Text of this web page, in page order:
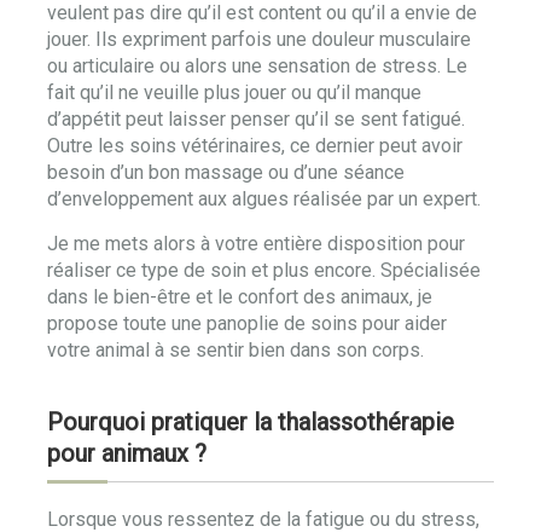
veulent pas dire qu’il est content ou qu’il a envie de
jouer. Ils expriment parfois une douleur musculaire
ou articulaire ou alors une sensation de stress. Le
fait qu’il ne veuille plus jouer ou qu’il manque
d’appétit peut laisser penser qu’il se sent fatigué.
Outre les soins vétérinaires, ce dernier peut avoir
besoin d’un bon massage ou d’une séance
d’enveloppement aux algues réalisée par un expert.
Je me mets alors à votre entière disposition pour
réaliser ce type de soin et plus encore. Spécialisée
dans le bien-être et le confort des animaux, je
propose toute une panoplie de soins pour aider
votre animal à se sentir bien dans son corps.
Pourquoi pratiquer la thalassothérapie
pour animaux ?
Lorsque vous ressentez de la fatigue ou du stress,